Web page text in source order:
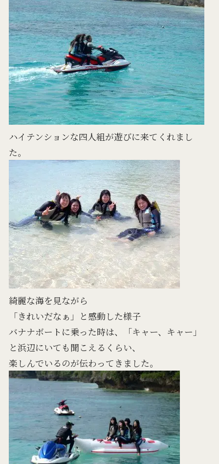
ハイテンションな四人組が遊びに来てくれまし
た。
綺麗な海を見ながら
「きれいだなぁ」と感動した様子
バナナボートに乗った時は、「キャー、キャー」
と浜辺にいても聞こえるくらい、
楽しんでいるのが伝わってきました。